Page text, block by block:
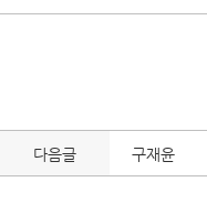
다음글 구재윤